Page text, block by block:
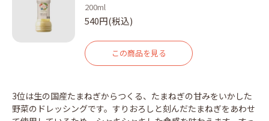
200ml
540円(税込)
この商品を見る
3位は生の国産たまねぎからつくる、たまねぎの甘みをいかした
野菜のドレッシングです。すりおろしと刻んだたまねぎをあわせ